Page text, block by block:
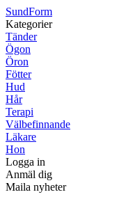
SundForm
Kategorier
Tänder
Ögon
Öron
Fötter
Hud
Hår
Terapi
Välbefinnande
Läkare
Hon
Logga in
Anmäl dig
Maila nyheter